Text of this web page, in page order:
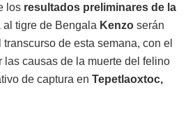
los resultados preliminares de la
al tigre de Bengala Kenzo serán
de esta semana, con el
las causas de la muerte del felino
de captura en Tepetlaoxtoc,